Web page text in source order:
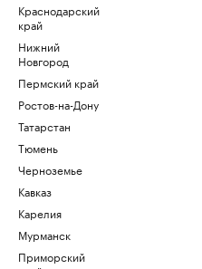
Краснодарский
край
Нижний
Новгород
Пермский край
Ростов-на-Дону
Татарстан
Тюмень
Черноземье
Кавказ
Карелия
Мурманск
Приморский